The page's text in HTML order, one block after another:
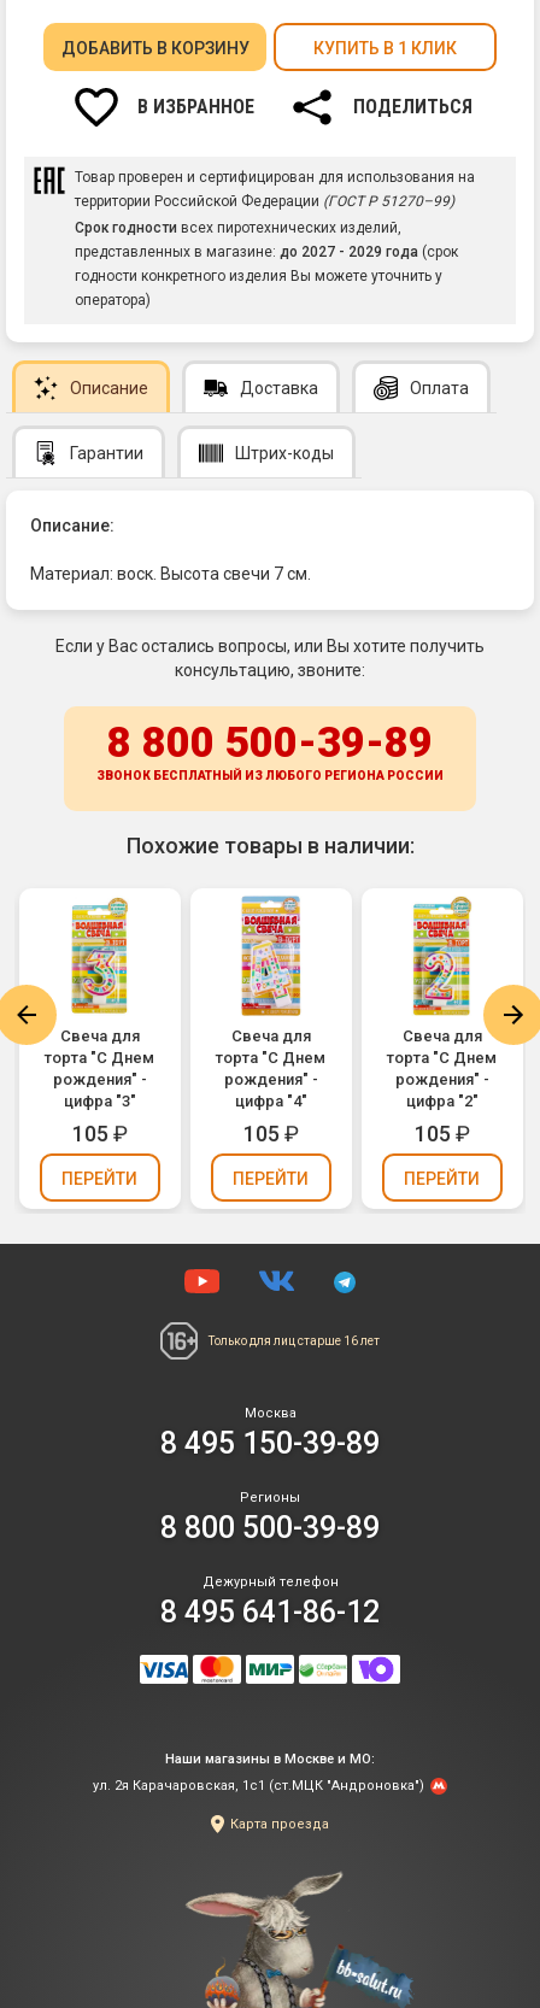
ДОБАВИТЬ В КОРЗИНУ КУПИТЬ В 1 КЛИК
В ИЗБРАННОЕ ПОДЕЛИТЬСЯ
Товар проверен и сертифицирован для использования на
территории Российской Федерации (ГОСТ Р 51270–99)
Срок годности всех пиротехнических изделий,
представленных в магазине: до 2027 - 2029 года (срок
годности конкретного изделия Вы можете уточнить у
оператора)
Описание Доставка Оплата
Гарантии Штрих-коды
Описание:
Материал: воск. Высота свечи 7 см.
Если у Вас остались вопросы, или Вы хотите получить
консультацию, звоните:
8 800 500-39-89
ЗВОНОК БЕСПЛАТНЫЙ ИЗ ЛЮБОГО РЕГИОНА РОССИИ
Похожие товары в наличии:
Свеча для
торта "С Днем
рождения" -
цифра "3"
105 ₽
ПЕРЕЙТИ
Свеча для
торта "С Днем
рождения" -
цифра "4"
105 ₽
ПЕРЕЙТИ
Свеча для
торта "С Днем
рождения" -
цифра "2"
105 ₽
ПЕРЕЙТИ
Только для лиц старше 16 лет
Москва
8 495 150-39-89
Регионы
8 800 500-39-89
Дежурный телефон
8 495 641-86-12
Наши магазины в Москве и МО:
ул. 2я Карачаровская, 1с1 (ст.МЦК "Андроновка")
Карта проезда